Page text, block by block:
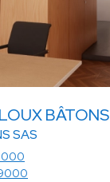
BÂTONS
SAS